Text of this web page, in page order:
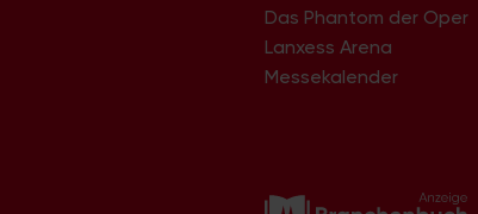
Das Phantom der Oper
Lanxess Arena
Messekalender